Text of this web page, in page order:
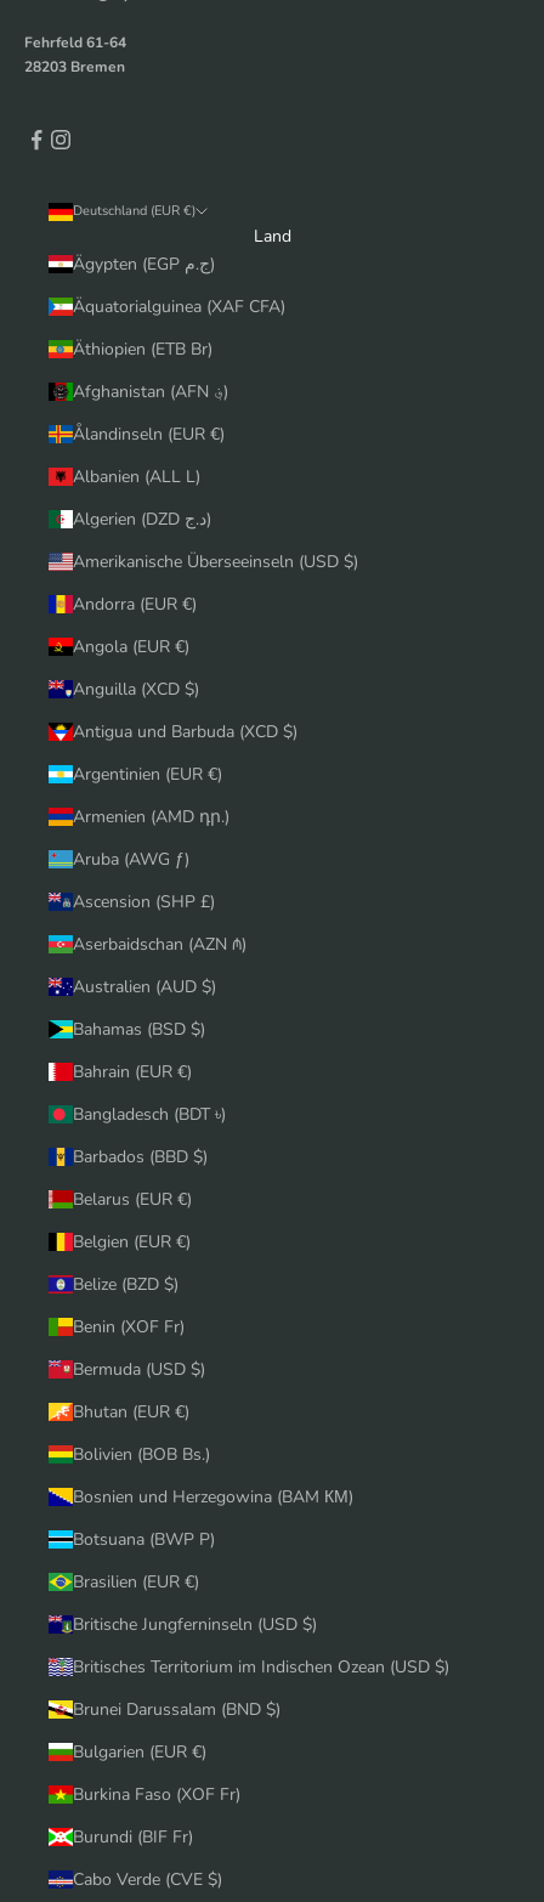
Fehrfeld 61-64
28203 Bremen
Deutschland (EUR €)
Land
Ägypten (EGP ج.م)
Äquatorialguinea (XAF CFA)
Äthiopien (ETB Br)
Afghanistan (AFN ؋)
Ålandinseln (EUR €)
Albanien (ALL L)
Algerien (DZD د.ج)
Amerikanische Überseeinseln (USD $)
Andorra (EUR €)
Angola (EUR €)
Anguilla (XCD $)
Antigua und Barbuda (XCD $)
Argentinien (EUR €)
Armenien (AMD դր.)
Aruba (AWG ƒ)
Ascension (SHP £)
Aserbaidschan (AZN ₼)
Australien (AUD $)
Bahamas (BSD $)
Bahrain (EUR €)
Bangladesch (BDT ৳)
Barbados (BBD $)
Belarus (EUR €)
Belgien (EUR €)
Belize (BZD $)
Benin (XOF Fr)
Bermuda (USD $)
Bhutan (EUR €)
Bolivien (BOB Bs.)
Bosnien und Herzegowina (BAM КМ)
Botsuana (BWP P)
Brasilien (EUR €)
Britische Jungferninseln (USD $)
Britisches Territorium im Indischen Ozean (USD $)
Brunei Darussalam (BND $)
Bulgarien (EUR €)
Burkina Faso (XOF Fr)
Burundi (BIF Fr)
Cabo Verde (CVE $)